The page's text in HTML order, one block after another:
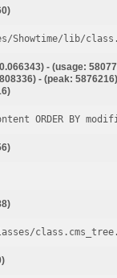
Showtime/lib/
- (usage:
- (peak: 5876216)